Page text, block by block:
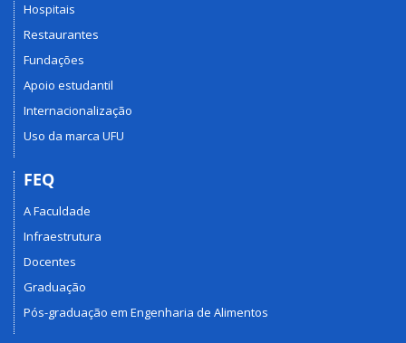
Hospitais
Restaurantes
Fundações
Apoio estudantil
Internacionalização
Uso da marca UFU
FEQ
A Faculdade
Infraestrutura
Docentes
Graduação
Pós-graduação em Engenharia de Alimentos